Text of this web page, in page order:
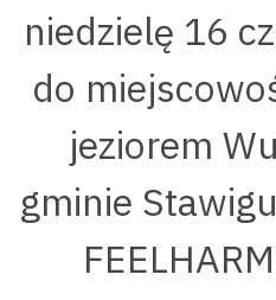
niedzielę 16
do
jeziorem
gminie